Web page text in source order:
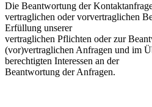
Die Beantwortung der
vertraglichen oder vorvertraglichen
Erfüllung unserer
vertraglichen Pflichten oder zur
(vor)vertraglichen Anfragen und im
berechtigten Interessen an der
Beantwortung der Anfragen.